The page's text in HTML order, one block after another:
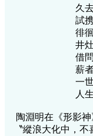
久
試
徘
井
借
薪
一
人
陶淵明在《形影
〝縱浪大化中，